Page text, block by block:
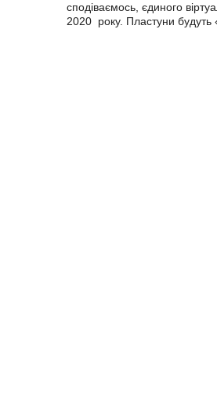
сподіваємось, єдиного
2020 року. Пластуни будуть